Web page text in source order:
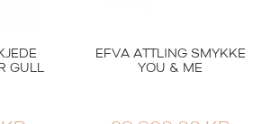
GULL
EFVA ATTLING SMYKKE
YOU & ME